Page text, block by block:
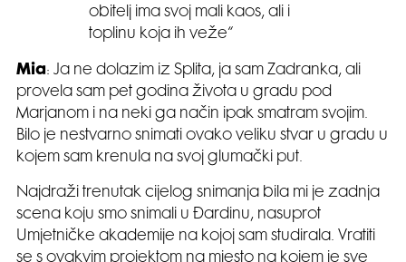
obitelj ima svoj mali kaos, ali i
toplinu koja ih veže“
Mia: Ja ne dolazim iz Splita, ja sam Zadranka, ali
provela sam pet godina života u gradu pod
Marjanom i na neki ga način ipak smatram svojim.
Bilo je nestvarno snimati ovako veliku stvar u gradu u
kojem sam krenula na svoj glumački put.
Najdraži trenutak cijelog snimanja bila mi je zadnja
scena koju smo snimali u Đardinu, nasuprot
Umjetničke akademije na kojoj sam studirala. Vratiti
se s ovakvim projektom na mjesto na kojem je sve